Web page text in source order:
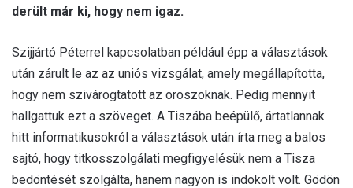
derült már ki, hogy nem igaz.
Szijjártó Péterrel kapcsolatban például épp a választások
után zárult le az az uniós vizsgálat, amely megállapította,
hogy nem szivárogtatott az oroszoknak. Pedig mennyit
hallgattuk ezt a szöveget. A Tiszába beépülő, ártatlannak
hitt informatikusokról a választások után írta meg a balos
sajtó, hogy titkosszolgálati megfigyelésük nem a Tisza
bedöntését szolgálta, hanem nagyon is indokolt volt. Gödön